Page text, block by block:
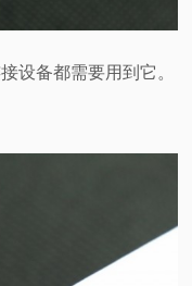
设备都需要用到它。